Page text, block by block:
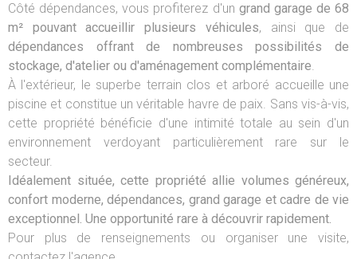
Côté dépendances, vous profiterez d'un grand garage de 68
m² pouvant accueillir plusieurs véhicules, ainsi que de
dépendances offrant de nombreuses possibilités de
stockage, d'atelier ou d'aménagement complémentaire.
À l'extérieur, le superbe terrain clos et arboré accueille une
piscine et constitue un véritable havre de paix. Sans vis-à-vis,
cette propriété bénéficie d'une intimité totale au sein d'un
environnement verdoyant particulièrement rare sur le
secteur.
Idéalement située, cette propriété allie volumes généreux,
confort moderne, dépendances, grand garage et cadre de vie
exceptionnel. Une opportunité rare à découvrir rapidement.
Pour plus de renseignements ou organiser une visite,